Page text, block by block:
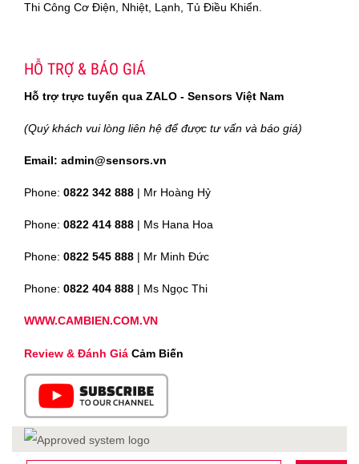
Thi Công Cơ Điện, Nhiệt, Lạnh, Tủ Điều Khiển.
HỖ TRỢ & BÁO GIÁ
Hỗ trợ trực tuyến qua ZALO - Sensors Việt Nam
(Quý khách vui lòng liên hệ để được tư vấn và báo giá)
Email: admin@sensors.vn
Phone: 0822 342 888 | Mr Hoàng Hỷ
Phone: 0822 414 888 | Ms Hana Hoa
Phone: 0822 545 888 | Mr Minh Đức
Phone: 0822 404 888 | Ms Ngọc Thi
WWW.CAMBIEN.COM.VN
Review & Đánh Giá Cảm Biến